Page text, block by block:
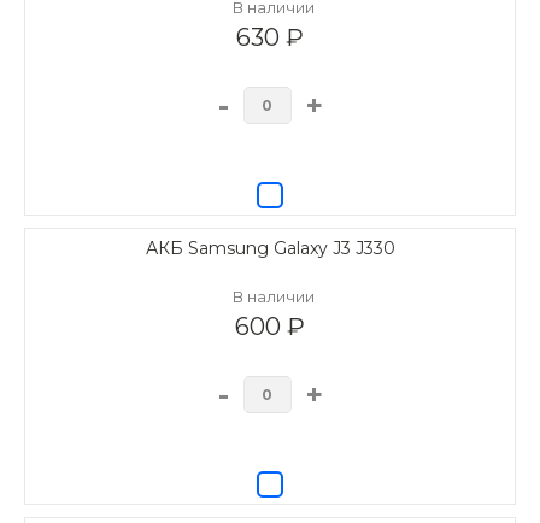
В наличии
630 ₽
- +
АКБ Samsung Galaxy J3 J330
В наличии
600 ₽
- +